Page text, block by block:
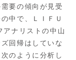
要の傾向が見受
中で、ＬＩＦＵ
ナリストの中山
回帰はしていな
のように分析し